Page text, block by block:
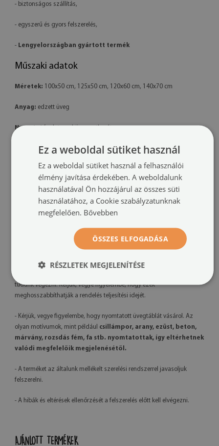
- biztonságos szállítás,
- egyszerű és gyors felszerelés,
- Lengyelországban gyártott termék
Műszaki adatok
Méretek: 100x50 cm, 125x50 cm, 120x60 cm, 140x70 cm
Anyag: edzett üveg
Nyomtatás:
téglalap alakú
Felszerelés: a termék készen áll a felszerelésre. A csomag tartalmaz
professzionális polimer ragasztót is.
További információk:
megtekintéshez használt monitor kalibrációja, a nyomtatógép és a
felhasznált tinta típusa miatt – az árnyalatok enyhe eltérése nem képez
tudunk végezni. Kérjük, vegye figyelembe, hogy ezek
meghosszabbíthatják a rendelés teljesítési idejét.
- Kérjük, vegye figyelembe, hogy nyomtatott üvegtáblát vásárol. Az
olyan motívumok, mint például csillámpor, arany, ezüst, beton,
márvány, rozsdás fém, fa stb. nyomtatottak, így eltérhetnek
valódi megfelelőik megjelenésétől.
- A terméket az általunk mellékelt szerelési rendszerrel javasoljuk
felszerelni.
- A hibák és eltérések ellenőrzését a felszerelés előtt kell elvégezni.
AJÁNLOTT TERMÉKEK
Ez a weboldal sütiket használ
Ez a weboldal sütiket használ a felhasználói
élmény javítása érdekében. A weboldalunk
használatával Ön hozzájárul az összes süti
használatához, a Cookie szabályzatunknak
megfelelően. Bővebben
ÖSSZES ELFOGADÁSA
RÉSZLETEK MEGJELENÍTÉSE